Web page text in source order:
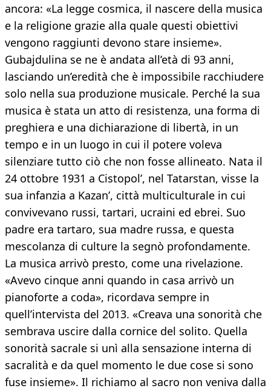
ancora: «La legge cosmica, il nascere della musica
e la religione grazie alla quale questi obiettivi
vengono raggiunti devono stare insieme».
Gubajdulina se ne è andata all’età di 93 anni,
lasciando un’eredità che è impossibile racchiudere
solo nella sua produzione musicale. Perché la sua
musica è stata un atto di resistenza, una forma di
preghiera e una dichiarazione di libertà, in un
tempo e in un luogo in cui il potere voleva
silenziare tutto ciò che non fosse allineato. Nata il
24 ottobre 1931 a Cistopol’, nel Tatarstan, visse la
sua infanzia a Kazan’, città multiculturale in cui
convivevano russi, tartari, ucraini ed ebrei. Suo
padre era tartaro, sua madre russa, e questa
mescolanza di culture la segnò profondamente.
La musica arrivò presto, come una rivelazione.
«Avevo cinque anni quando in casa arrivò un
pianoforte a coda», ricordava sempre in
quell’intervista del 2013. «Creava una sonorità che
sembrava uscire dalla cornice del solito. Quella
sonorità sacrale si unì alla sensazione interna di
sacralità e da quel momento le due cose si sono
fuse insieme». Il richiamo al sacro non veniva dalla